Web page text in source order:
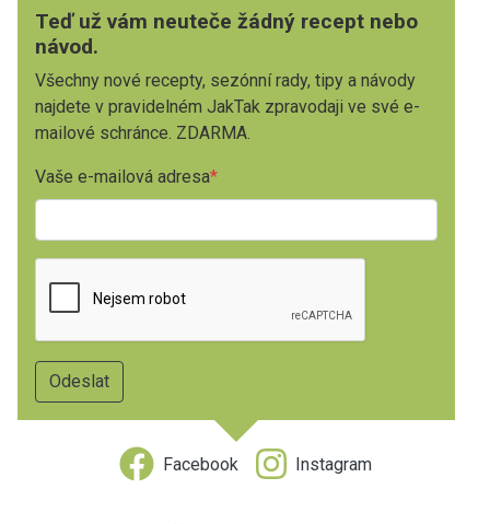
Teď už vám neuteče žádný recept nebo
návod.
Všechny nové recepty, sezónní rady, tipy a návody
najdete v pravidelném JakTak zpravodaji ve své e-
mailové schránce. ZDARMA.
Vaše e-mailová adresa
Facebook Instagram